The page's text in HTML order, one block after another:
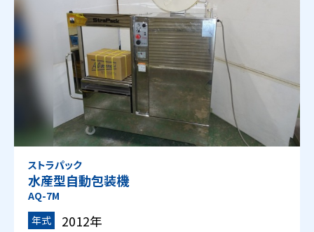
ストラパック
水産型自動包装機
AQ-7M
年式
2012年